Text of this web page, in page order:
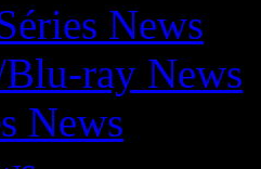
News
ray News
News